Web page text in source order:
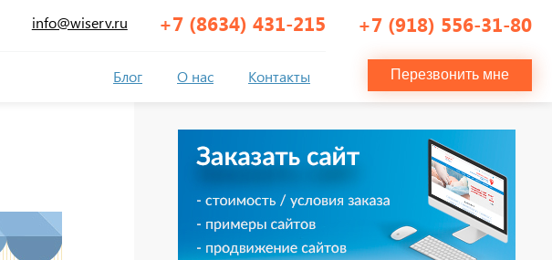
info@wiserv.ru +7 (8634) 431-215
Блог О нас Контакты
+7 (918) 556-31-80
Перезвонить мне